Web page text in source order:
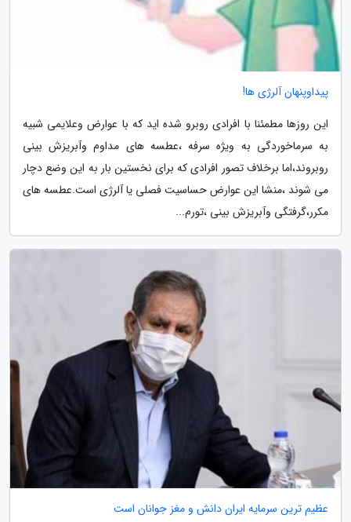
پیداوپنهان آلرژی ها!
این روزها مطمئنا با افرادی روبرو شده اید که با عوارض وعلایمی شبیه
به سرماخوردگی به ویژه سرفه ،عطسه های مداوم وآبریزش بینی
روبروند،اما برخلاف تصور افرادی که برای نخستین بار به این وضع دچار
می شوند ،منشا این عوارض حساسیت فصلی یا آلرژی است.عطسه های
مکرر،گرفتگی وآبریزش بینی ،تورم...
عظیم ترین سرمایه ایران دانش و مغز جوانان است